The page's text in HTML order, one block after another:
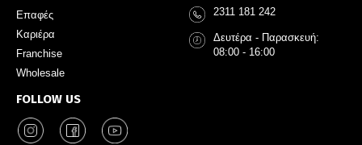
Επαφές
Καριέρα
Franchise
Wholesale
FOLLOW US
2311 181 242
Δευτέρα - Παρασκευή:
08:00 - 16:00